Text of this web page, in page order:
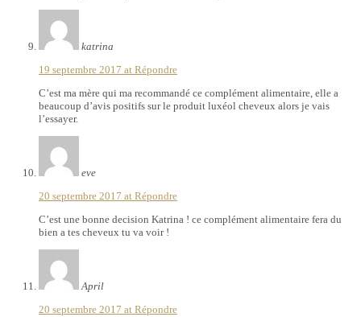
katrina
19 septembre 2017 at Répondre
C’est ma mère qui ma recommandé ce complément alimentaire, elle a
beaucoup d’avis positifs sur le produit luxéol cheveux alors je vais
l’essayer.
eve
20 septembre 2017 at Répondre
C’est une bonne decision Katrina ! ce complément alimentaire fera du
bien a tes cheveux tu va voir !
April
20 septembre 2017 at Répondre